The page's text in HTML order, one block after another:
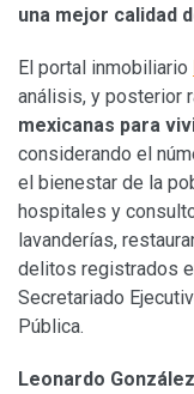
una mejor calidad
El portal inmobiliario
análisis, y posterior
mexicanas para
considerando el
el bienestar de la
hospitales y
lavanderías,
delitos registrados
Secretariado
Pública.
Leonardo